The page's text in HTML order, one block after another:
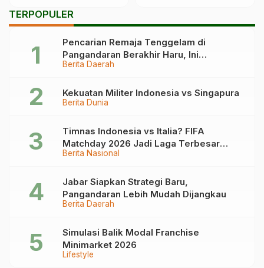
TERPOPULER
Berita Daerah
Pencarian Remaja Tenggelam di
Pangandaran Berakhir Haru, Ini
Kronologinya
Berita Dunia
Kekuatan Militer Indonesia vs Singapura
Berita Nasional
Timnas Indonesia vs Italia? FIFA
Matchday 2026 Jadi Laga Terbesar
Garuda!
Berita Daerah
Jabar Siapkan Strategi Baru,
Pangandaran Lebih Mudah Dijangkau
Lifestyle
Simulasi Balik Modal Franchise
Minimarket 2026